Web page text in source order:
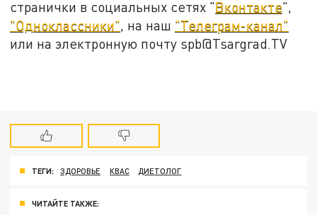
странички в социальных сетях "Вконтакте",
"Одноклассники", на наш "Телеграм-канал"
или на электронную почту spb@Tsargrad.TV
ТЕГИ: ЗДОРОВЬЕ КВАС ДИЕТОЛОГ
ЧИТАЙТЕ ТАКЖЕ: